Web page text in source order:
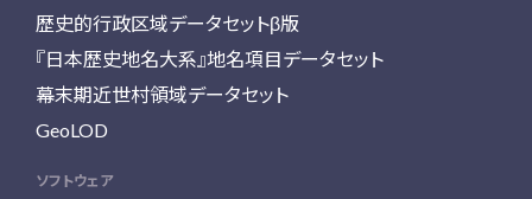
歴史的行政区域データセットβ版
『日本歴史地名大系』地名項目データセット
幕末期近世村領域データセット
GeoLOD
ソフトウェア